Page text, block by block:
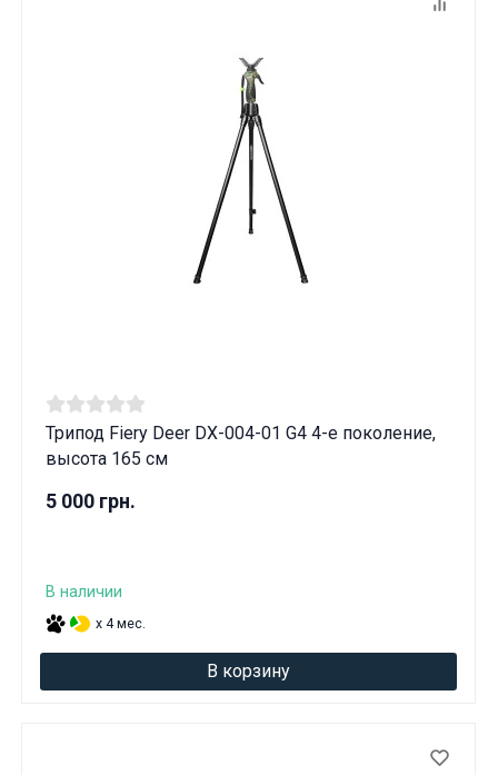
Трипод Fiery Deer DX-004-01 G4 4-е поколение,
высота 165 см
5 000 грн.
В наличии
x 4 мес.
В корзину